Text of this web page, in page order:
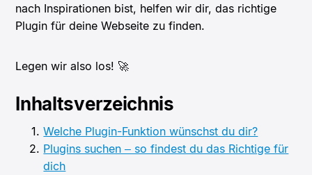
nach Inspirationen bist, helfen wir dir, das richtige
Plugin für deine Webseite zu finden.
Legen wir also los! 🚀
Inhaltsverzeichnis
Welche Plugin-Funktion wünschst du dir?
Plugins suchen – so findest du das Richtige für
dich